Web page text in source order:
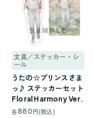
文具／ステッカー・シ
ール
うたの☆プリンスさま
っ♪ ステッカーセット
Floral Harmony Ver.
各880 円(税込)